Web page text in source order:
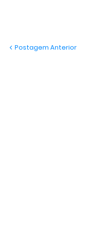
Postagem Anterior